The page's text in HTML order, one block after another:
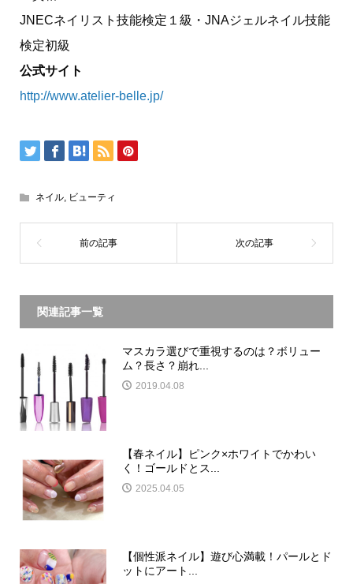
JNECネイリスト技能検定１級・JNAジェルネイル技能
検定初級
公式サイト
http://www.atelier-belle.jp/
ネイル, ビューティ
関連記事一覧
マスカラ選びで重視するのは？ボリュー
ム？長さ？崩れ...
2019.04.08
【春ネイル】ピンク×ホワイトでかわい
く！ゴールドとス...
2025.04.05
【個性派ネイル】遊び心満載！パールとド
ットにアート...